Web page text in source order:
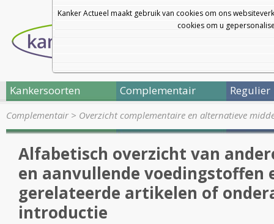
Kanker Actueel maakt gebruik van cookies om ons
cookies om u
Kankersoorten Complementair Regulier
Complementair> Overzicht complementaire en alternatieve
Alfabetisch overzicht van
en aanvullende voedingstoffen
gerelateerde artikelen of
introductie